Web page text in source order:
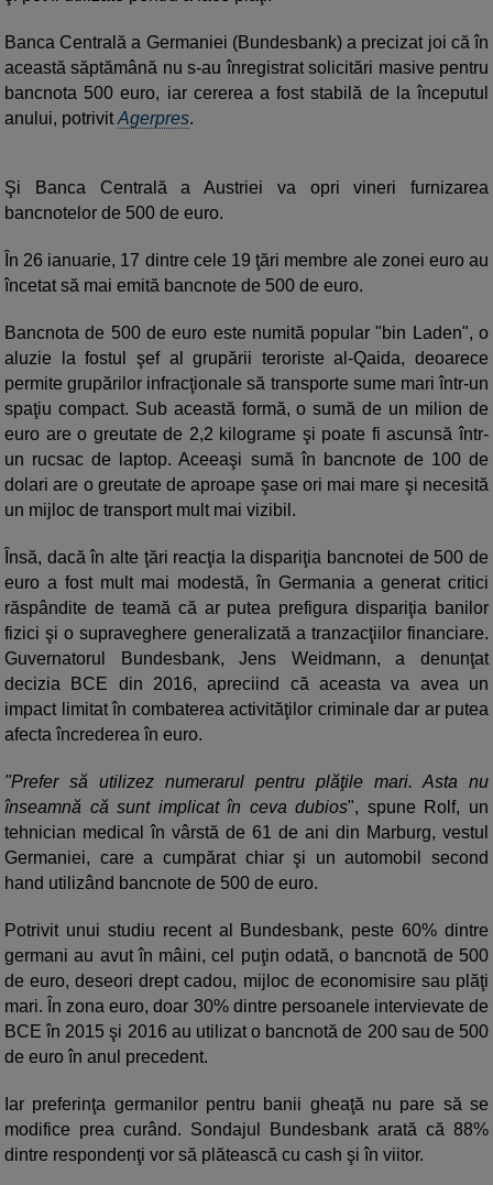
Banca Centrală a Germaniei (Bundesbank) a precizat joi că în
această săptămână nu s-au înregistrat solicitări masive pentru
bancnota 500 euro, iar cererea a fost stabilă de la începutul
anului, potrivitAgerpres.
Şi Banca Centrală a Austriei va opri vineri furnizarea
bancnotelor de 500 de euro.
În 26 ianuarie, 17 dintre cele 19 ţări membre ale zonei euro au
încetat să mai emită bancnote de 500 de euro.
Bancnota de 500 de euro este numită popular "bin Laden", o
aluzie la fostul şef al grupării teroriste al-Qaida, deoarece
permite grupărilor infracţionale să transporte sume mari într-un
spaţiu compact. Sub această formă, o sumă de un milion de
euro are o greutate de 2,2 kilograme şi poate fi ascunsă într-
un rucsac de laptop. Aceeaşi sumă în bancnote de 100 de
dolari are o greutate de aproape şase ori mai mare şi necesită
un mijloc de transport mult mai vizibil.
Însă, dacă în alte ţări reacţia la dispariţia bancnotei de 500 de
euro a fost mult mai modestă, în Germania a generat critici
răspândite de teamă că ar putea prefigura dispariţia banilor
fizici şi o supraveghere generalizată a tranzacţiilor financiare.
Guvernatorul Bundesbank, Jens Weidmann, a denunţat
decizia BCE din 2016, apreciind că aceasta va avea un
impact limitat în combaterea activităţilor criminale dar ar putea
afecta încrederea în euro.
"Prefer să utilizez numerarul pentru plăţile mari. Asta nu
înseamnă că sunt implicat în ceva dubios", spune Rolf, un
tehnician medical în vârstă de 61 de ani din Marburg, vestul
Germaniei, care a cumpărat chiar şi un automobil second
hand utilizând bancnote de 500 de euro.
Potrivit unui studiu recent al Bundesbank, peste 60% dintre
germani au avut în mâini, cel puţin odată, o bancnotă de 500
de euro, deseori drept cadou, mijloc de economisire sau plăţi
mari. În zona euro, doar 30% dintre persoanele intervievate de
BCE în 2015 şi 2016 au utilizat o bancnotă de 200 sau de 500
de euro în anul precedent.
Iar preferinţa germanilor pentru banii gheaţă nu pare să se
modifice prea curând. Sondajul Bundesbank arată că 88%
dintre respondenţi vor să plătească cu cash şi în viitor.